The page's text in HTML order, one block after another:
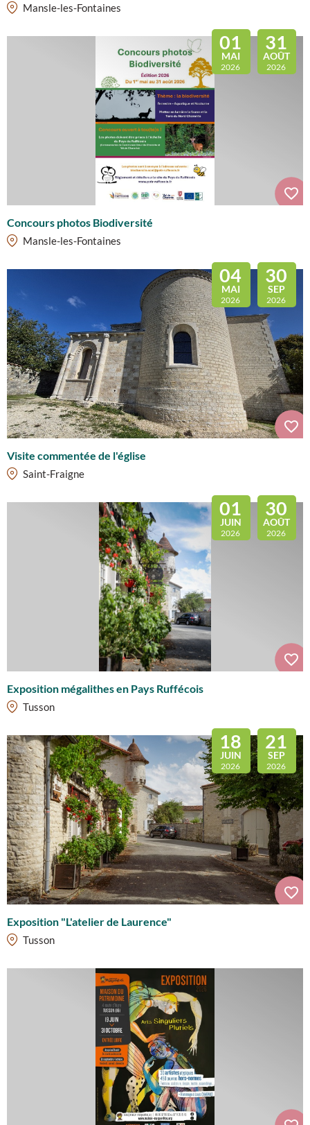
Mansle-les-Fontaines
01
MAI
2026
31
AOÛT
2026
Concours photos Biodiversité
Mansle-les-Fontaines
04
MAI
2026
30
SEP
2026
Visite commentée de l'église
Saint-Fraigne
01
JUIN
2026
30
AOÛT
2026
Exposition mégalithes en Pays Ruffécois
Tusson
18
JUIN
2026
21
SEP
2026
Exposition "L'atelier de Laurence"
Tusson